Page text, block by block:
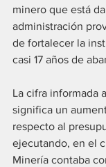
minero que está
administración
de fortalecer la
casi 17 años de
La cifra informada
significa un
respecto al
ejecutando, en el
Minería contaba